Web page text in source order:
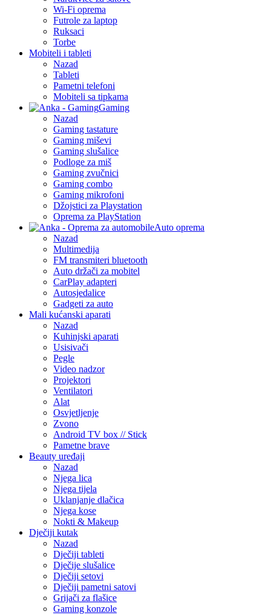
Wi-Fi oprema
Futrole za laptop
Ruksaci
Torbe
Mobiteli i tableti
Nazad
Tableti
Pametni telefoni
Mobiteli sa tipkama
Gaming
Nazad
Gaming tastature
Gaming miševi
Gaming slušalice
Podloge za miš
Gaming zvučnici
Gaming combo
Gaming mikrofoni
Džojstici za Playstation
Oprema za PlayStation
Auto oprema
Nazad
Multimedija
FM transmiteri bluetooth
Auto držači za mobitel
CarPlay adapteri
Autosjedalice
Gadgeti za auto
Mali kućanski aparati
Nazad
Kuhinjski aparati
Usisivači
Pegle
Video nadzor
Projektori
Ventilatori
Alat
Osvjetljenje
Zvono
Android TV box // Stick
Pametne brave
Beauty uređaji
Nazad
Njega lica
Njega tijela
Uklanjanje dlačica
Njega kose
Nokti & Makeup
Dječiji kutak
Nazad
Dječiji tableti
Dječije slušalice
Dječiji setovi
Dječiji pametni satovi
Grijači za flašice
Gaming konzole